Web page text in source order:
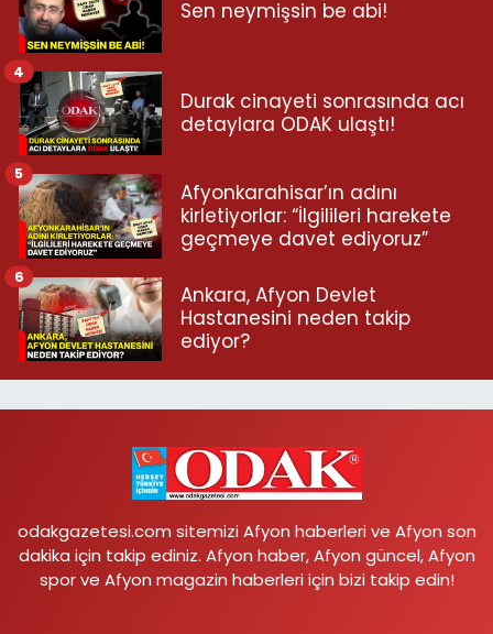
Sen neymişsin be abi!
Durak cinayeti sonrasında acı
detaylara ODAK ulaştı!
4
Afyonkarahisar’ın adını
kirletiyorlar: “İlgilileri harekete
geçmeye davet ediyoruz”
5
Ankara, Afyon Devlet
Hastanesini neden takip
ediyor?
6
odakgazetesi.com sitemizi Afyon haberleri ve Afyon son
dakika için takip ediniz. Afyon haber, Afyon güncel, Afyon
spor ve Afyon magazin haberleri için bizi takip edin!